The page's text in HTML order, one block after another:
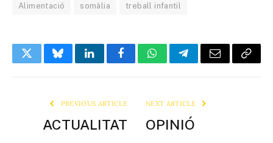
Alimentació somàlia treball infantil
TwitterBlueskyLinkedInFacebookWhatsAppTelegramEmail Copy
PREVIOUS ARTICLE
ACTUALITAT
NEXT ARTICLE
OPINIÓ